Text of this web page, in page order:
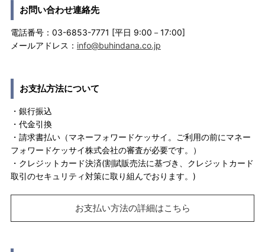
お問い合わせ連絡先
電話番号：03-6853-7771 [平日 9:00－17:00]
メールアドレス： info@buhindana.co.jp
お支払方法について
・銀行振込
・代金引換
・請求書払い（マネーフォワードケッサイ。ご利用の前にマネー
フォワードケッサイ株式会社の審査が必要です。）
・クレジットカード決済(割賦販売法に基づき、クレジットカード
取引のセキュリティ対策に取り組んでおります。)
お支払い方法の詳細はこちら